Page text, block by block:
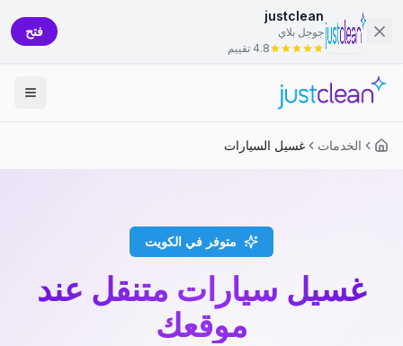
justclean
جوجل بلاي
4.8 تقييم
فتح
الخدمات غسيل السيارات
متوفر في الكويت
غسيل سيارات متنقل عند
موقعك